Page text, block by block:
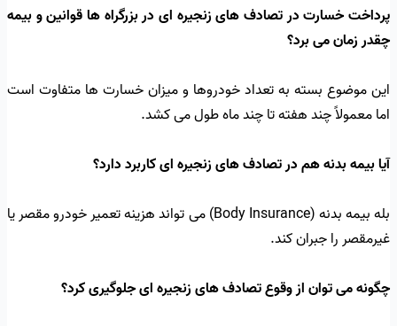
پرداخت خسارت در تصادف های زنجیره ای در بزرگراه ها قوانین و بیمه
چقدر زمان می برد؟
این موضوع بسته به تعداد خودروها و میزان خسارت ها متفاوت است
اما معمولاً چند هفته تا چند ماه طول می کشد.
آیا بیمه بدنه هم در تصادف های زنجیره ای کاربرد دارد؟
بله بیمه بدنه (Body Insurance) می تواند هزینه تعمیر خودرو مقصر یا
غیرمقصر را جبران کند.
چگونه می توان از وقوع تصادف های زنجیره ای جلوگیری کرد؟